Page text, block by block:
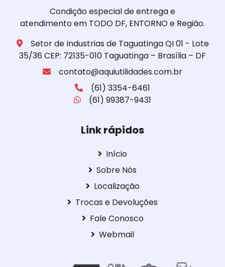
Condição especial de entrega e
atendimento em TODO DF, ENTORNO e Região.
Setor de Industrias de Taguatinga QI 01 - Lote
35/36 CEP: 72135-010 Taguatinga – Brasília – DF
contato@aquiutilidades.com.br
(61) 3354-6461
(61) 99387-9431
Link rápidos
Início
Sobre Nós
Localização
Trocas e Devoluções
Fale Conosco
Webmail